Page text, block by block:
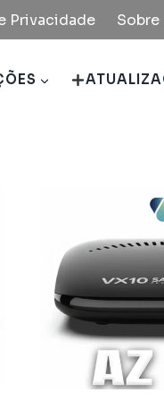
Privacidade Sobre